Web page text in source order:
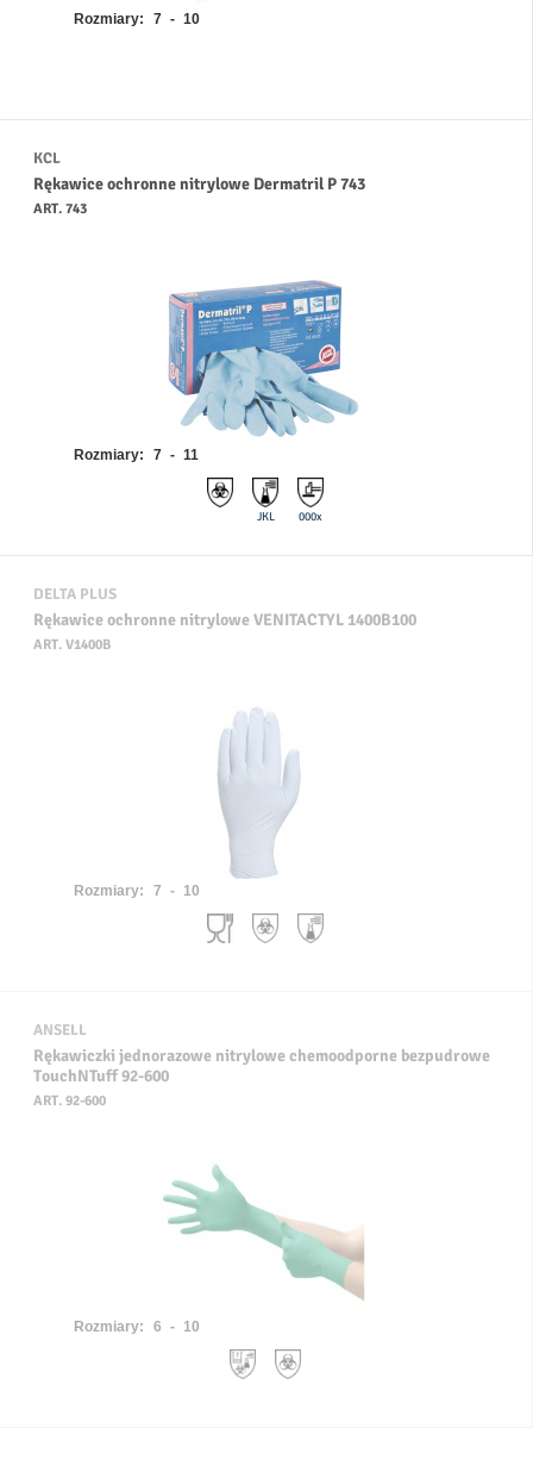
Rozmiary: 7 - 10
KCL
Rękawice ochronne nitrylowe Dermatril P 743
ART. 743
Rozmiary: 7 - 11
JKL 000x
DELTA PLUS
Rękawice ochronne nitrylowe VENITACTYL 1400B100
ART. V1400B
Rozmiary: 7 - 10
ANSELL
Rękawiczki jednorazowe nitrylowe chemoodporne bezpudrowe
TouchNTuff 92-600
ART. 92-600
Rozmiary: 6 - 10